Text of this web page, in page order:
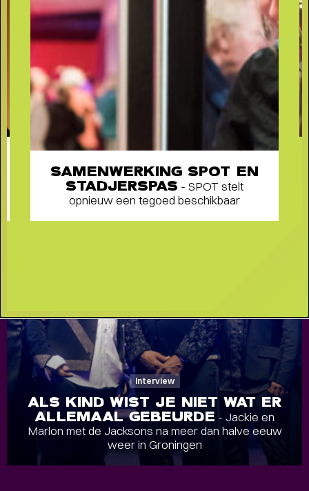
ONTWIKKELINGEN RENOVATIE DE
OOSTERPOORT
-
Interview
ALS KIND WIST JE NIET WAT ER
ALLEMAAL GEBEURDE - Jackie en
Marlon met de Jacksons na meer dan halve eeuw
weer in Groningen
SAMENWERKING SPOT EN
STADJERSPAS - SPOT stelt
opnieuw een tegoed beschikbaar